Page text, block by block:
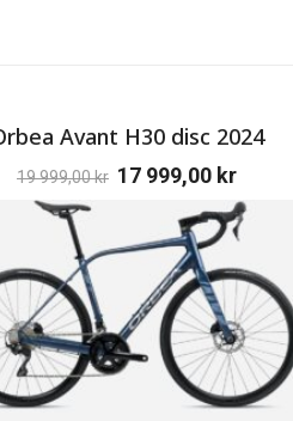
Avant H30 disc 2024
19 999,00kr 17 999,00 kr